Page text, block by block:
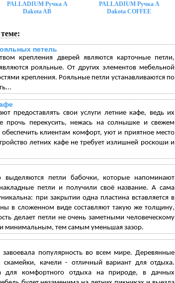
PALLADIUM Ручка A
Dakota AB
PALLADIUM Ручка A
Dakota COFFEE
петель
крепления дверей являются карточные петли,
рояльные. От других элементов мебельной
крепления. Рояльные петли устанавливаются по
предоставлять свои услуги летние кафе, ведь их
прочь перекусить, нежась на солнышке и свежем
клиентам комфорт, уют и приятное место
летних кафе не требует излишней роскоши и
выделяются петли бабочки, которые напоминают
петли и получили своё название. А сама
при закрытии одна пластина вставляется в
в сложенном виде составляют такую же толщину,
делает петли не очень заметными человеческому
минимальным, тем самым уменьшая зазор.
популярность во всем мире. Деревянные
скамейки, качели - отличный вариант для отдыха.
для комфортного отдыха на природе, в дачных